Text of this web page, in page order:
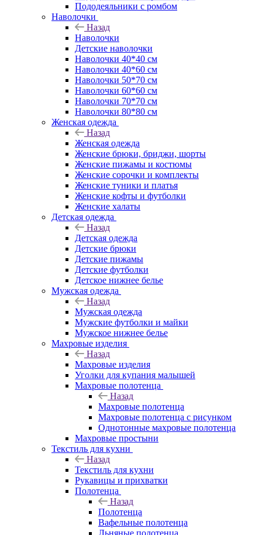
Пододеяльники с ромбом
Наволочки
Назад
Наволочки
Детские наволочки
Наволочки 40*40 см
Наволочки 40*60 см
Наволочки 50*70 см
Наволочки 60*60 см
Наволочки 70*70 см
Наволочки 80*80 см
Женская одежда
Назад
Женская одежда
Женские брюки, бриджи, шорты
Женские пижамы и костюмы
Женские сорочки и комплекты
Женские туники и платья
Женские кофты и футболки
Женские халаты
Детская одежда
Назад
Детская одежда
Детские брюки
Детские пижамы
Детские футболки
Детское нижнее белье
Мужская одежда
Назад
Мужская одежда
Мужские футболки и майки
Мужское нижнее белье
Махровые изделия
Назад
Махровые изделия
Уголки для купания малышей
Махровые полотенца
Назад
Махровые полотенца
Махровые полотенца с рисунком
Однотонные махровые полотенца
Махровые простыни
Текстиль для кухни
Назад
Текстиль для кухни
Рукавицы и прихватки
Полотенца
Назад
Полотенца
Вафельные полотенца
Льняные полотенца